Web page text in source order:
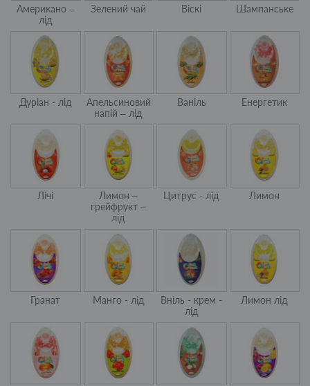
Американо –
лід
Зелений чай Віскі Шампанське
Дуріан - лід
Апельсиновий
напій – лід
Ваніль Енергетик
Лічі
Лимон –
грейфрукт –
лід
Цитрус - лід Лимон
Гранат Манго - лід
Вніль - крем -
лід
Лимон лід